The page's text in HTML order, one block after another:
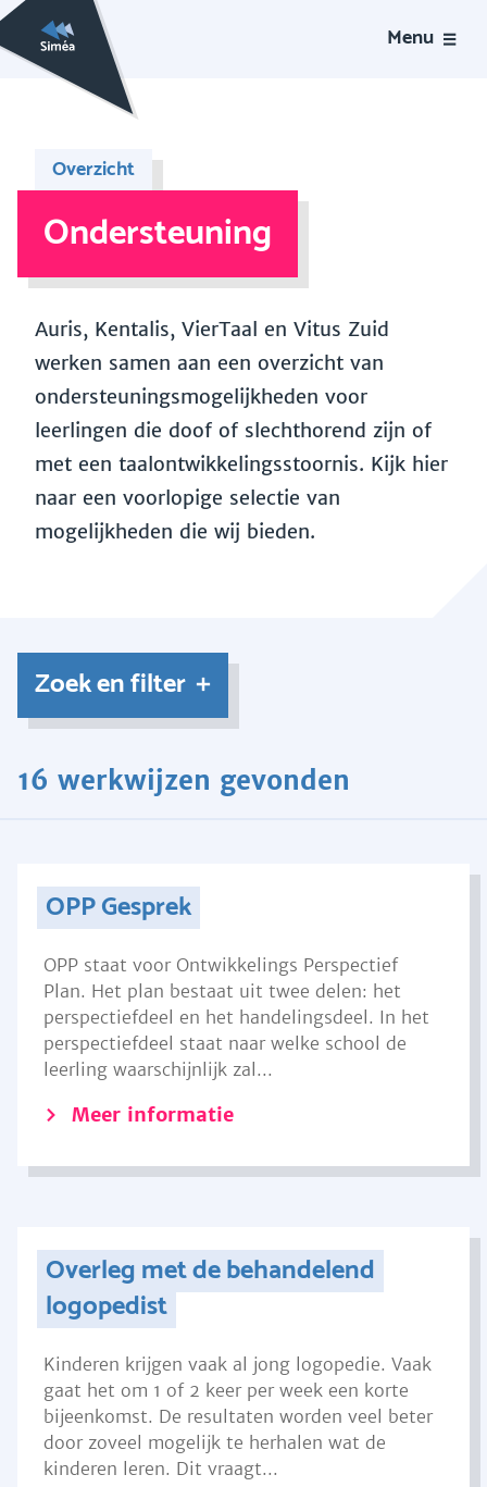
Menu
Overzicht
Ondersteuning
Auris, Kentalis, VierTaal en Vitus Zuid
werken samen aan een overzicht van
ondersteuningsmogelijkheden voor
leerlingen die doof of slechthorend zijn of
met een taalontwikkelingsstoornis. Kijk hier
naar een voorlopige selectie van
mogelijkheden die wij bieden.
Zoek en filter
16 werkwijzen gevonden
OPP Gesprek
OPP staat voor Ontwikkelings Perspectief
Plan. Het plan bestaat uit twee delen: het
perspectiefdeel en het handelingsdeel. In het
perspectiefdeel staat naar welke school de
leerling waarschijnlijk zal...
Meer informatie
Overleg met de behandelend
logopedist
Kinderen krijgen vaak al jong logopedie. Vaak
gaat het om 1 of 2 keer per week een korte
bijeenkomst. De resultaten worden veel beter
door zoveel mogelijk te herhalen wat de
kinderen leren. Dit vraagt...